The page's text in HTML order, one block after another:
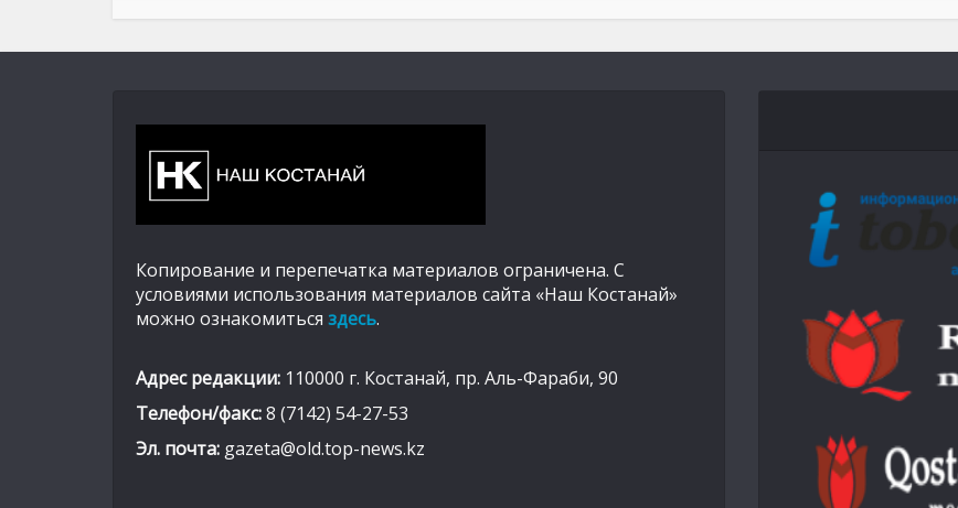
Копирование и перепечатка материалов ограничена. С
условиями использования материалов сайта «Наш Костанай»
можно ознакомиться здесь.
Адрес редакции: 110000 г. Костанай, пр. Аль-Фараби, 90
Телефон/факс:8 (7142) 54-27-53
Эл. почта: gazeta@old.top-news.kz